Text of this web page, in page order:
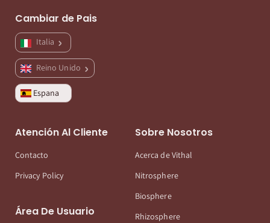
Cambiar de Pais
Italia
Reino Unido
Espana
Atención Al Cliente
Contacto
Privacy Policy
Área De Usuario
Sobre Nosotros
Acerca de Vithal
Nitrosphere
Biosphere
Rhizosphere